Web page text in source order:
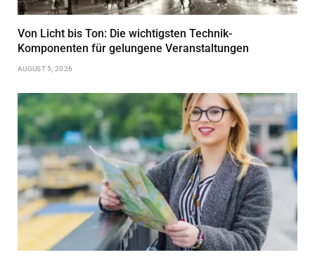
Von Licht bis Ton: Die wichtigsten Technik-
Komponenten für gelungene Veranstaltungen
AUGUST 5, 2026